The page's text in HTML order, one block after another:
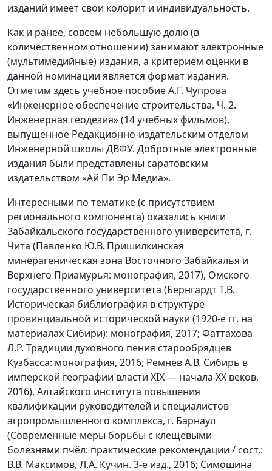
изданий имеет свои колорит и индивидуальность.
Как и ранее, совсем небольшую долю (в
количественном отношении) занимают электронные
(мультимедийные) издания, а критерием оценки в
данной номинации является формат издания.
Отметим здесь учебное пособие А.Г. Чупрова
«Инженерное обеспечение строительства. Ч. 2.
Инженерная геодезия» (14 учебных фильмов),
выпущенное Редакционно-издательским отделом
Инженерной школы ДВФУ. Добротные электронные
издания были представлены саратовским
издательством «Ай Пи Эр Медиа».
Интересными по тематике (с присутствием
регионального компонента) оказались книги
Забайкальского государственного университета, г.
Чита (Павленко Ю.В. Пришилкинская
минерагеническая зона Восточного Забайкалья и
Верхнего Приамурья: монография, 2017), Омского
государственного университета (Бернгардт Т.В.
Историческая библиография в структуре
провинциальной исторической науки (1920-е гг. на
материалах Сибири): монография, 2017; Фаттахова
Л.Р. Традиции духовного пения старообрядцев
Кузбасса: монография, 2016; Ремнёв А.В. Сибирь в
имперской географии власти XIX — начала XX веков,
2016), Алтайского института повышения
квалификации руководителей и специалистов
агропромышленного комплекса, г. Барнаул
(Современные меры борьбы с клещевыми
болезнями пчёл: практические рекомендации / сост.:
В.В. Максимов, Л.А. Кучин. 3-е изд., 2016; Симошина